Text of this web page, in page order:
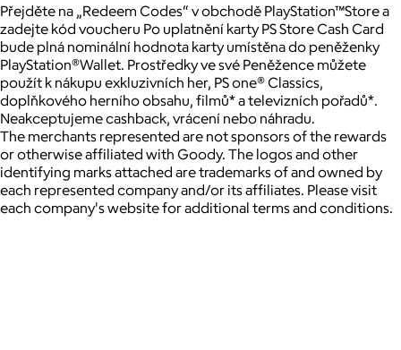
Přejděte na „Redeem Codes“ v obchodě PlayStation™Store a
zadejte kód voucheru Po uplatnění karty PS Store Cash Card
bude plná nominální hodnota karty umístěna do peněženky
PlayStation®Wallet. Prostředky ve své Peněžence můžete
použít k nákupu exkluzivních her, PS one® Classics,
doplňkového herního obsahu, filmů* a televizních pořadů*.
Neakceptujeme cashback, vrácení nebo náhradu.
The merchants represented are not sponsors of the rewards
or otherwise affiliated with Goody. The logos and other
identifying marks attached are trademarks of and owned by
each represented company and/or its affiliates. Please visit
each company's website for additional terms and conditions.